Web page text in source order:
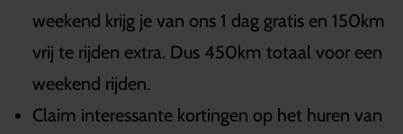
weekend krijg je van ons 1 dag gratis en 150km
vrij te rijden extra. Dus 450km totaal voor een
weekend rijden.
Claim interessante kortingen op het huren van